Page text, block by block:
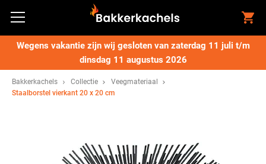
Wegens vakantie zijn wij gesloten van zaterdag 11 juli t/m
dinsdag 11 augustus 2026
Bakkerkachels Collectie
Veegmateriaal
Staalborstel vierkant 20 x 20 cm